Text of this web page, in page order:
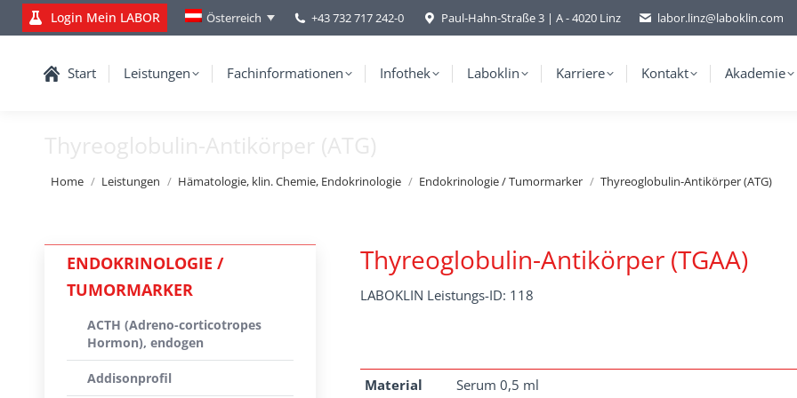
Login Mein LABOR Österreich +43 732 717 242-0 Paul-Hahn-Straße 3 | A - 4020 Linz labor.linz@laboklin.com
Start Leistungen Fachinformationen Infothek Laboklin Karriere Kontakt Akademie
Thyreoglobulin-Antikörper (ATG)
You are here:
Home Leistungen Hämatologie, klin. Chemie, Endokrinologie Endokrinologie / Tumormarker Thyreoglobulin-Antikörper (ATG)
Thyreoglobulin-Antikörper (TGAA)
LABOKLIN Leistungs-ID: 118
Material Serum 0,5 ml
ENDOKRINOLOGIE /
TUMORMARKER
ACTH (Adreno-corticotropes
Hormon), endogen
Addisonprofil